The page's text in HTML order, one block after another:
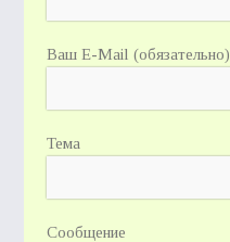
Ваш E-Mail (обязательно)
Тема
Сообщение